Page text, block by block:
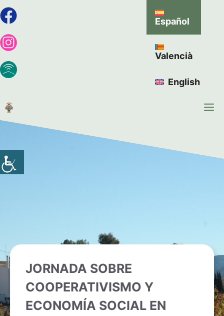
Español
Valencià
English
JORNADA SOBRE
COOPERATIVISMO Y
ECONOMÍA SOCIAL EN